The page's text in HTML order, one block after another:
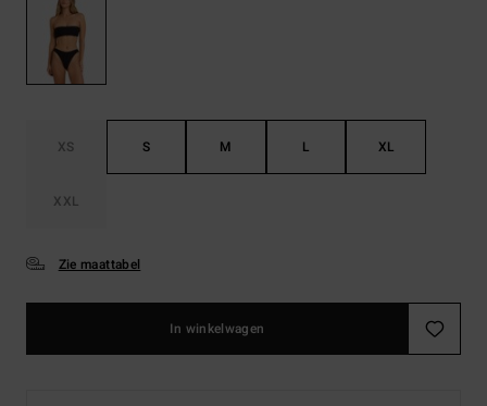
XS S M L XL
XXL
Zie maattabel
In winkelwagen